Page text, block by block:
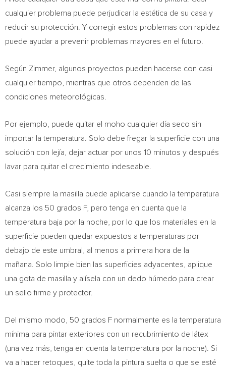
cualquier problema puede perjudicar la estética de su casa y
reducir su protección. Y corregir estos problemas con rapidez
puede ayudar a prevenir problemas mayores en el futuro.
Según Zimmer, algunos proyectos pueden hacerse con casi
cualquier tiempo, mientras que otros dependen de las
condiciones meteorológicas.
Por ejemplo, puede quitar el moho cualquier día seco sin
importar la temperatura. Solo debe fregar la superficie con una
solución con lejía, dejar actuar por unos 10 minutos y después
lavar para quitar el crecimiento indeseable.
Casi siempre la masilla puede aplicarse cuando la temperatura
alcanza los 50 grados F, pero tenga en cuenta que la
temperatura baja por la noche, por lo que los materiales en la
superficie pueden quedar expuestos a temperaturas por
debajo de este umbral, al menos a primera hora de la
mañana. Solo limpie bien las superficies adyacentes, aplique
una gota de masilla y alísela con un dedo húmedo para crear
un sello firme y protector.
Del mismo modo, 50 grados F normalmente es la temperatura
mínima para pintar exteriores con un recubrimiento de látex
(una vez más, tenga en cuenta la temperatura por la noche). Si
va a hacer retoques, quite toda la pintura suelta o que se esté